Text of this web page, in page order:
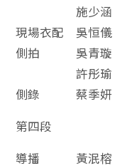
施少涵
現場衣配 吳恒儀
側拍 吳青璇
許彤瑜
側錄 蔡季妍
第四段
導播 黃泯榕